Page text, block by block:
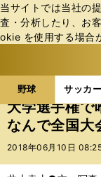
当サイトでは当社の
査・分析したり、お
okie を使⽤する場合
野球 サッカー
b
ス
ポ
ル
野球の記事
大学選手権で
なんで全国大
2018年06月10日